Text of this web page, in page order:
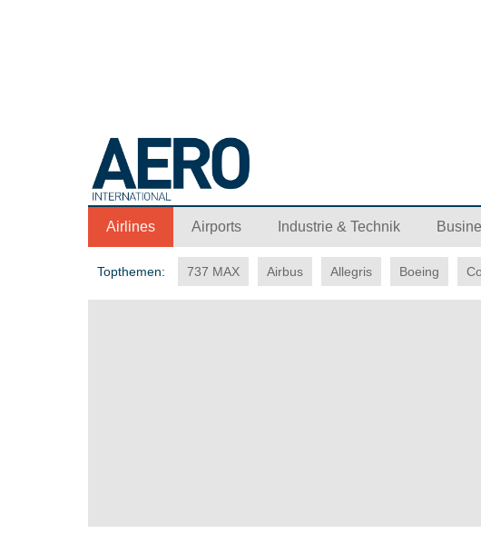
Airlines Airports Industrie & Technik
Topthemen: 737 MAX Airbus Allegris Boeing